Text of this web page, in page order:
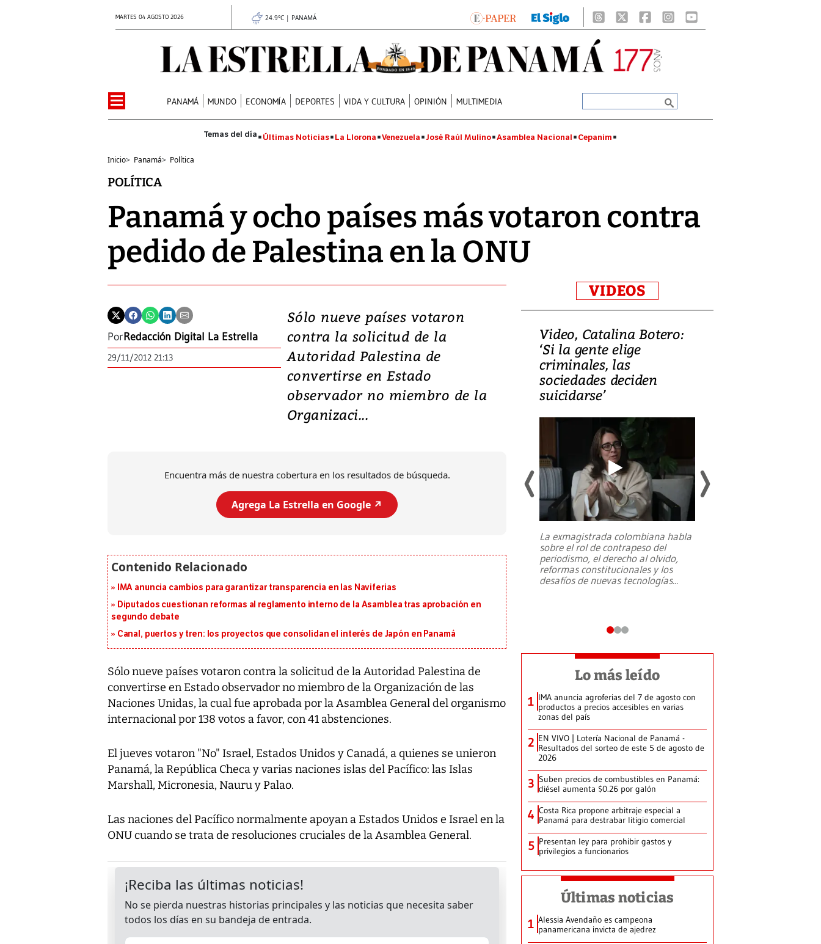
MARTES 04 AGOSTO 2026 24.9°C | PANAMÁ
PANAMÁ MUNDO ECONOMÍA DEPORTES VIDA Y CULTURA OPINIÓN MULTIMEDIA
Últimas Noticias La Llorona Venezuela José Raúl Mulino Asamblea Nacional Cepanim
Inicio> Panamá> Política
POLÍTICA
Panamá y ocho países más votaron contra
pedido de Palestina en la ONU
PorRedacción Digital La Estrella
29/11/2012 21:13
Sólo nueve países votaron
contra la solicitud de la
Autoridad Palestina de
convertirse en Estado
observador no miembro de la
Organizaci...
Encuentra más de nuestra cobertura en los resultados de búsqueda.
Agrega La Estrella en Google ↗️
IMA anuncia cambios para garantizar transparencia en las Naviferias
Diputados cuestionan reformas al reglamento interno de la Asamblea tras aprobación en
segundo debate
Canal, puertos y tren: los proyectos que consolidan el interés de Japón en Panamá
Sólo nueve países votaron contra la solicitud de la Autoridad Palestina de
convertirse en Estado observador no miembro de la Organización de las
Naciones Unidas, la cual fue aprobada por la Asamblea General del organismo
internacional por 138 votos a favor, con 41 abstenciones.
El jueves votaron "No" Israel, Estados Unidos y Canadá, a quienes se unieron
Panamá, la República Checa y varias naciones islas del Pacífico: las Islas
Marshall, Micronesia, Nauru y Palao.
Las naciones del Pacífico normalmente apoyan a Estados Unidos e Israel en la
ONU cuando se trata de resoluciones cruciales de la Asamblea General.
VIDEOS
Video, Japón: Terremoto
deja heridos y graves
daños en Kumamoto
Un fuerte terremoto de magnitud
7,1 se registró este martes 28 de
Video, Catalina Botero:
‘Si la gente elige
criminales, las
sociedades deciden
suicidarse’
La exmagistrada colombiana habla
sobre el rol de contrapeso del
periodismo, el derecho al olvido,
reformas constitucionales y los
desafíos de nuevas tecnologías...
Lo más leído
1 IMA anuncia agroferias del 7 de agosto con
productos a precios accesibles en varias
zonas del país
2 EN VIVO | Lotería Nacional de Panamá -
Resultados del sorteo de este 5 de agosto de
2026
3 Suben precios de combustibles en Panamá:
diésel aumenta $0.26 por galón
4 Costa Rica propone arbitraje especial a
Panamá para destrabar litigio comercial
5 Presentan ley para prohibir gastos y
privilegios a funcionarios
Últimas noticias
1 Alessia Avendaño es campeona
panamericana invicta de ajedrez